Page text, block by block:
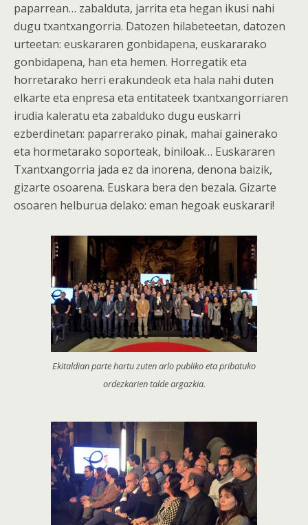
paparrean… zabalduta, jarrita eta hegan ikusi nahi
dugu txantxangorria. Datozen hilabeteetan, datozen
urteetan: euskararen gonbidapena, euskararako
gonbidapena, han eta hemen. Horregatik eta
horretarako herri erakundeok eta hala nahi duten
elkarte eta enpresa eta entitateek txantxangorriaren
irudia kaleratu eta zabalduko dugu euskarri
ezberdinetan: paparrerako pinak, mahai gainerako
eta hormetarako soporteak, biniloak… Euskararen
Txantxangorria jada ez da inorena, denona baizik,
gizarte osoarena. Euskara bera den bezala. Gizarte
osoaren helburua delako: eman hegoak euskarari!
Ekitaldian parte hartu zuten arlo publiko eta pribatuko
ordezkarien talde argazkia.